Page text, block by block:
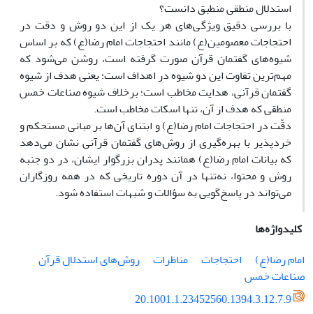
استدلال منطقی منطبق دانست؟
با بررسی دقیق ویژگی‌های هر یک از این دو روش و دقت در
احتجاجات معصومین(ع) مانند احتجاجات امام رضا(ع) که بر اساس
شیوه‌های گفتمان قرآن صورت گرفته است، روشن می‌شود که
مهم‌ترین تفاوت این دو شیوه در اهداف است؛ یعنی هدف از شیوه
گفتمان قرآنی، هدایت مخاطب است؛ برخلاف شیوه صناعات خمس
منطقی که هدف از آن، تنها اسکات مخاطب است.
دقّت در احتجاجات امام رضا(ع) و ابتنای آن‌ها بر مبانی مستحکم و
خردپذیر با بهره‌گیری از روش‌های گفتمان قرآنی نشان می‌دهد
که بیانات امام رضا(ع) همانند پدران بزرگوار ایشان، در دو جنبه
روش و محتوا، نه‌تنها در آن دوره تاریخی که در همه روزگاران
می‌تواند در پاسخ‌گویی به سؤالات و شبهات استفاده شود.
کلیدواژه‌ها
امام رضا(ع)
احتجاجات مناظرات
روش‌های استدلال قرآن
صناعات خمس
20.1001.1.23452560.1394.3.12.7.9